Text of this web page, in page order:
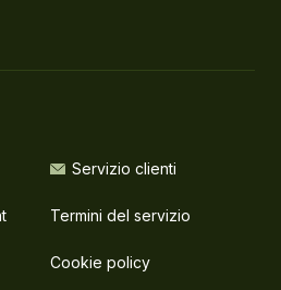
Servizio clienti
Termini del servizio
Cookie policy